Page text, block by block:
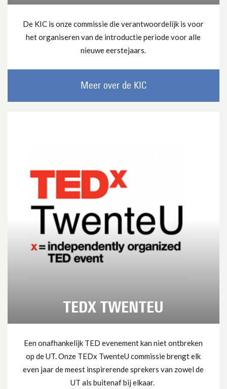
De KIC is onze commissie die verantwoordelijk is voor
het organiseren van de introductie periode voor alle
nieuwe eerstejaars.
Meer over de KIC
TEDX TWENTEU
Een onafhankelijk TED evenement kan niet ontbreken
op de UT. Onze TEDx TwenteU commissie brengt elk
even jaar de meest inspirerende sprekers van zowel de
UT als buitenaf bij elkaar.